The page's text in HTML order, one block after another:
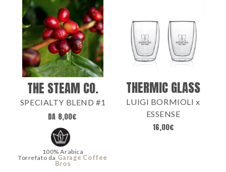
THE STEAM CO.
SPECIALTY BLEND #1
DA 8,00€
100% Arabica
Torrefato da Garage Coffee
Bros
THERMIC GLASS
LUIGI BORMIOLI x
ESSENSE
16,00€